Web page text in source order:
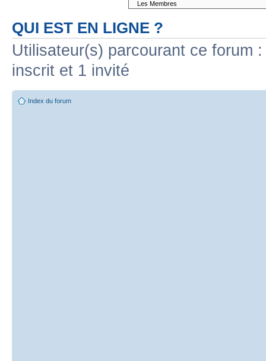
QUI EST EN LIGNE ?
Utilisateur(s) parcourant ce forum
inscrit et 1 invité
Index du forum